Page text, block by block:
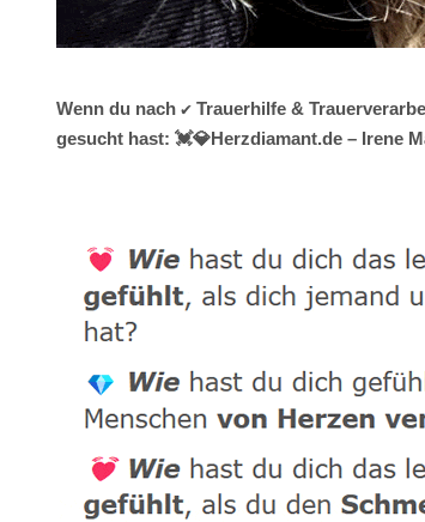
Wenn du nach ✔️ Trauerhilfe &
gesucht hast: 💓️💎Herzdiamant.de – Irene